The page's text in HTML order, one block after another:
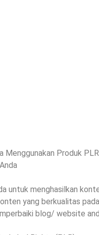
Menggunakan Produk
untuk menghasilkan
yang berkualitas
blog/ website